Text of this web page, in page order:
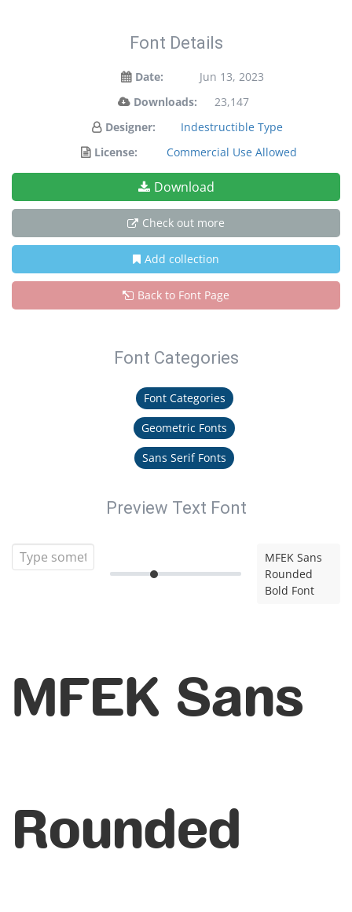
Font Details
Date:
Jun 13, 2023
Downloads:
23,147
Designer:
Indestructible Type
License:
Commercial Use Allowed
Download
Check out more
Add collection
Back to Font Page
Font Categories
Font Categories
Geometric Fonts
Sans Serif Fonts
Preview Text Font
MFEK Sans
Rounded
Bold Font
MFEK Sans
Rounded